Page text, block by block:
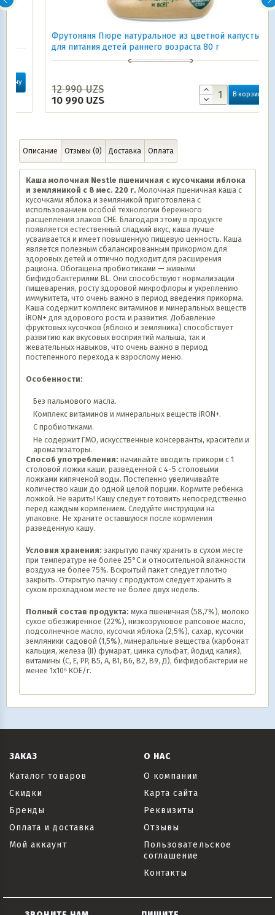
Фрутоняня Пюре натуральное из цветной капусты
для питания детей раннего возраста 80 г
12 990UZS
10 990 UZS В корзину
Описание Отзывы (0) Доставка Оплата
Каша молочная Nestle пшеничная с кусочками яблока
и земляникой с 8 мес. 220 г. Молочная пшеничная каша с
кусочками яблока и земляникой приготовлена с
использованием особой технологии бережного
расщепления злаков СНЕ. Благодаря этому в продукте
появляется естественный сладкий вкус, каша лучше
усваивается и имеет повышенную пищевую ценность. Каша
является полезным сбалансированным прикормом для
здоровых детей и отлично подходит для расширения
рациона. Обогащена пробиотиками — живыми
бифидобактериями BL. Они способствуют нормализации
пищеварения, росту здоровой микрофлоры и укреплению
иммунитета, что очень важно в период введения прикорма.
Каша содержит комплекс витаминов и минеральных веществ
iRON+ для здорового роста и развития. Добавление
фруктовых кусочков (яблоко и земляника) способствует
развитию как вкусовых восприятий малыша, так и
жевательных навыков, что очень важно в период
постепенного перехода к взрослому меню.
Особенности:
Без пальмового масла.
Комплекс витаминов и минеральных веществ iRON+.
С пробиотиками.
Не содержит ГМО, искусственные консерванты, красители и
ароматизаторы.
Способ употребления: начинайте вводить прикорм с 1
столовой ложки каши, разведенной с 4-5 столовыми
ложками кипяченой воды. Постепенно увеличивайте
количество каши до одной целой порции. Кормите ребенка
ложкой. Не варить! Кашу следует готовить непосредственно
перед каждым кормлением. Следуйте инструкции на
упаковке. Не храните оставшуюся после кормления
разведенную кашу.
Условия хранения: закрытую пачку хранить в сухом месте
при температуре не более 25°С и относительной влажности
воздуха не более 75%. Вскрытый пакет следует плотно
закрыть. Открытую пачку с продуктом следует хранить в
сухом прохладном месте не более двух недель.
Полный состав продукта: мука пшеничная (58,7%), молоко
сухое обезжиренное (22%), низкоэруковое рапсовое масло,
подсолнечное масло, кусочки яблока (2,5%), сахар, кусочки
земляники садовой (1,5%), минеральные вещества (карбонат
кальция, железа (II) фумарат, цинка сульфат, йодид калия),
витамины (С, Е, PP, B5, A, B1, B6, B2, B9, Д), бифидобактерии не
менее 1х10⁶ КОЕ/г.
ЗАКАЗ
Каталог товаров
Скидки
Бренды
Оплата и доставка
Мой аккаунт
О НАС
О компании
Карта сайта
Реквизиты
Отзывы
Пользовательское
соглашение
Контакты